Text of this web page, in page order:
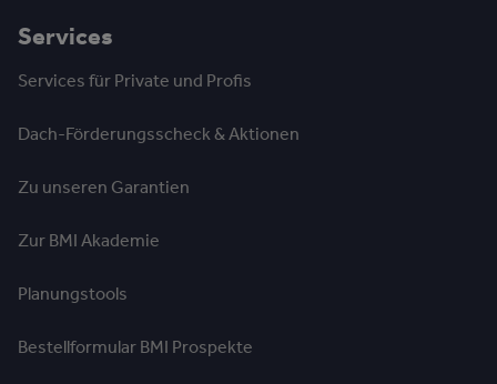
Services
Services für Private und Profis
Dach-Förderungsscheck & Aktionen
Zu unseren Garantien
Zur BMI Akademie
Planungstools
Bestellformular BMI Prospekte